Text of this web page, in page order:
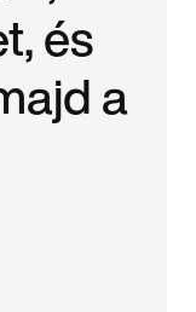
és
a